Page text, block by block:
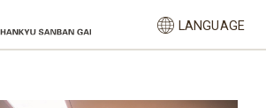
LANGUAGE